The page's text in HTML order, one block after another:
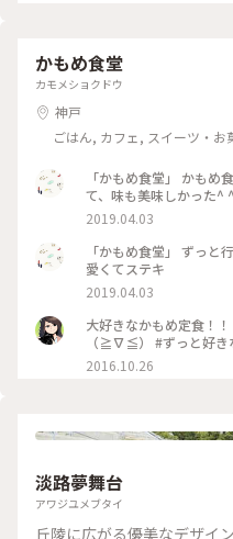
かもめ食堂
カモメショクドウ
神戸
ごはん, カフェ, スイーツ・お
「かもめ食堂」 かもめ食堂定食を食べました。 品数も多く
て、味も美味しかった^
2019.04.03
「かもめ食堂」 ずっと行ってみたかったところ！ 外観から可
愛くてステキ
2019.04.03
大好きなかもめ定食！
（≧∇≦） #ずっと好き
2016.10.26
淡路夢舞台
アワジユメブタイ
丘陵に広がる優美なデザイ